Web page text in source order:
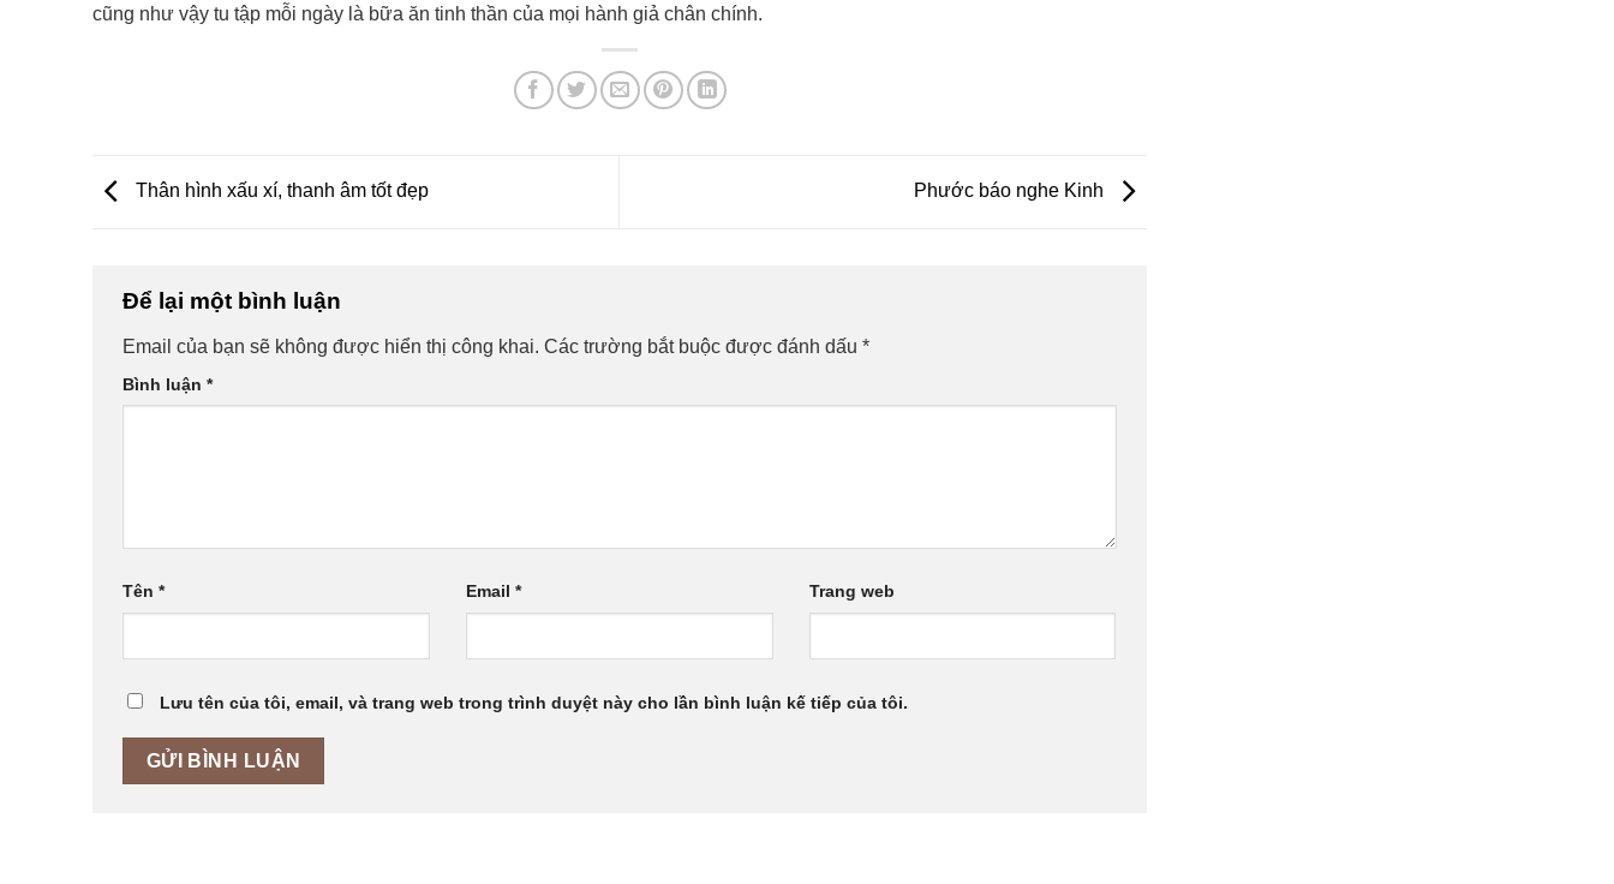
cũng như vậy tu tập mỗi ngày là bữa ăn tinh thần của mọi hành giả chân chính.
Thân hình xấu xí, thanh âm tốt đẹp Phước báo nghe Kinh
Để lại một bình luận
Email của bạn sẽ không được hiển thị công khai. Các trường bắt buộc được đánh dấu *
Bình luận *
Tên * Email * Trang web
Lưu tên của tôi, email, và trang web trong trình duyệt này cho lần bình luận kế tiếp của tôi.